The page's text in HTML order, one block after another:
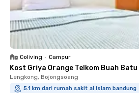
Coliving • Campur
Kost Griya Orange Telkom Buah
Lengkong, Bojongsoang
5.1 km dari rumah sakit al islam bandung